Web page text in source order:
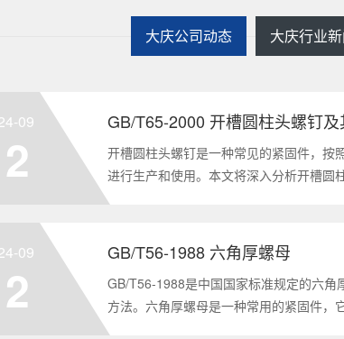
大庆公司动态 大庆行业
09 GB/T65-2000 开槽圆柱头螺钉
开槽圆柱头螺钉是一种常见的紧固件，按
进行生产和使用。本文将深入分析开槽圆
及应用领域，帮助读者更好地了解和应用
09 GB/T56-1988 六角厚螺母
GB/T56-1988是中国国家标准规定的六角
方法。六角厚螺母是一种常用的紧固件，
度。它通常用于需要更大的力矩和耐久性